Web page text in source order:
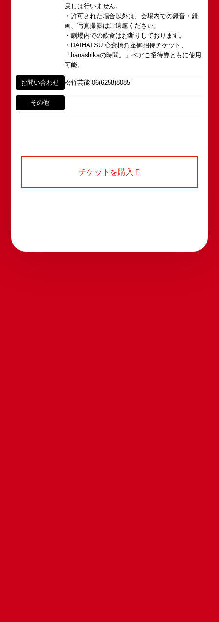
戻しは行いません。
・許可された場合以外は、会場内での録音・録
画、写真撮影はご遠慮ください。
・劇場内での飲食はお断りしております。
・DAIHATSU 心斎橋角座御招待チケット、
「hanashikaの時間。」ペアご招待券ともに使用
可能。
お問い合わせ 松竹芸能 06(6258)8085
その他
チケットを購入 
角座とは
お問い合わせ
この由緒ある名称を、日本のエンタテインメントの
中心である東京・大阪で復活させ、 新たな歴史を
スタートさせたいと考えております。
この劇場から、日本を代表するエンタテインナーが
続々と輩出され、文化の発展に寄与できるものと考
えております。
2019年1月1日 心斎橋角座 開業
fanmail@shochikugeino.jp
ホームページに関するご意見・ご感想（※）
webmaster@shochikugeino.jp
※イベント内容・出演者等に関するお問い合わせ・
ご意見・ご感想は各イベントのお問い合わせ先電話
番号へお問い合わせください。
※内容によっては弊社からの回答を控えさせていた
だく場合もございます。予めご了承の上お問い合わ
せください。